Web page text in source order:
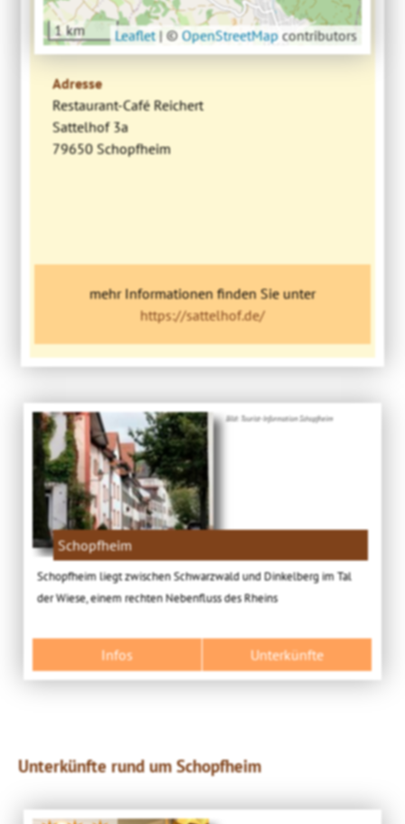
1 km Leaflet | © OpenStreetMap contributors
Adresse
Restaurant-Café Reichert
Sattelhof 3a
79650 Schopfheim
mehr Informationen finden Sie unter
https://sattelhof.de/
Bild: Tourist-Information Schopfheim
Schopfheim
Schopfheim liegt zwischen Schwarzwald und Dinkelberg im Tal
der Wiese, einem rechten Nebenfluss des Rheins
Infos Unterkünfte
Unterkünfte rund um Schopfheim